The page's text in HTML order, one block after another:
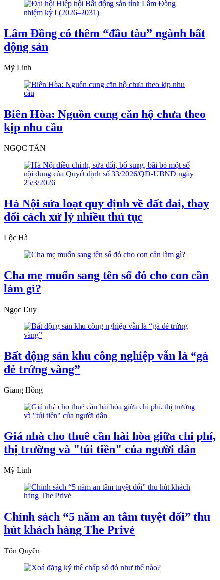
Lâm Đồng có thêm “đầu tàu” ngành bất
động sản
Mỹ Linh
Biên Hòa: Nguồn cung căn hộ chưa theo
kịp nhu cầu
NGỌC TÂN
Hà Nội sửa loạt quy định về đất đai, thay
đổi cách xử lý nhiều thủ tục
Lộc Hà
Cha mẹ muốn sang tên sổ đỏ cho con cần
làm gì?
Ngọc Duy
Bất động sản khu công nghiệp vẫn là “gà
đẻ trứng vàng”
Giang Hồng
Giá nhà cho thuê cần hài hòa giữa chi phí,
thị trường và "túi tiền" của người dân
Mỹ Linh
Chính sách “5 năm an tâm tuyệt đối” thu
hút khách hàng The Privé
Tôn Quyên